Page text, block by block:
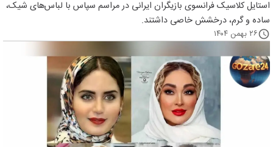
استایل کلاسیک فرانسوی بازیگران ایرانی در مراسم سپاس با لباس‌های شیک،
ساده و گرم، درخشش خاصی داشتند.
۲۶ بهمن ۱۴۰۴